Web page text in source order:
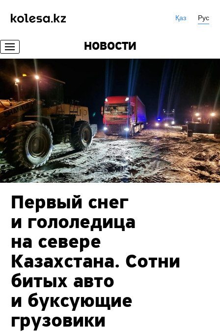
Қаз Рус
НОВОСТИ
Первый снег
и гололедица
на севере
Казахстана. Сотни
битых авто
и буксующие
грузовики